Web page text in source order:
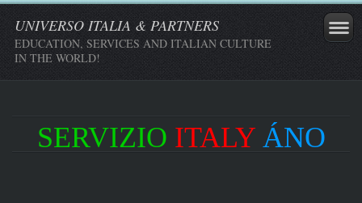
UNIVERSO ITALIA & PARTNERS
EDUCATION, SERVICES AND ITALIAN CULTURE
IN THE WORLD!
SERVIZIO ITALY ÁNO